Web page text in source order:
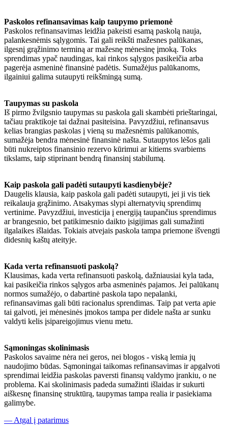
Paskolos refinansavimas kaip taupymo priemonė
Paskolos refinansavimas leidžia pakeisti esamą paskolą nauja,
palankesnėmis sąlygomis. Tai gali reikšti mažesnes palūkanas,
ilgesnį grąžinimo terminą ar mažesnę mėnesinę įmoką. Toks
sprendimas ypač naudingas, kai rinkos sąlygos pasikeičia arba
pagerėja asmeninė finansinė padėtis. Sumažėjus palūkanoms,
ilgainiui galima sutaupyti reikšmingą sumą.
Taupymas su paskola
Iš pirmo žvilgsnio taupymas su paskola gali skambėti prieštaringai,
tačiau praktikoje tai dažnai pasiteisina. Pavyzdžiui, refinansavus
kelias brangias paskolas į vieną su mažesnėmis palūkanomis,
sumažėja bendra mėnesinė finansinė našta. Sutaupytos lėšos gali
būti nukreiptos finansinio rezervo kūrimui ar kitiems svarbiems
tikslams, taip stiprinant bendrą finansinį stabilumą.
Kaip paskola gali padėti sutaupyti kasdienybėje?
Daugelis klausia, kaip paskola gali padėti sutaupyti, jei ji vis tiek
reikalauja grąžinimo. Atsakymas slypi alternatyvių sprendimų
vertinime. Pavyzdžiui, investicija į energiją taupančius sprendimus
ar brangesnio, bet patikimesnio daikto įsigijimas gali sumažinti
ilgalaikes išlaidas. Tokiais atvejais paskola tampa priemone išvengti
didesnių kaštų ateityje.
Kada verta refinansuoti paskolą?
Klausimas, kada verta refinansuoti paskolą, dažniausiai kyla tada,
kai pasikeičia rinkos sąlygos arba asmeninės pajamos. Jei palūkanų
normos sumažėjo, o dabartinė paskola tapo nepalanki,
refinansavimas gali būti racionalus sprendimas. Taip pat verta apie
tai galvoti, jei mėnesinės įmokos tampa per didele našta ar sunku
valdyti kelis įsipareigojimus vienu metu.
Sąmoningas skolinimasis
Paskolos savaime nėra nei geros, nei blogos - viską lemia jų
naudojimo būdas. Sąmoningai taikomas refinansavimas ir apgalvoti
sprendimai leidžia paskolas paversti finansų valdymo įrankiu, o ne
problema. Kai skolinimasis padeda sumažinti išlaidas ir sukurti
aiškesnę finansinę struktūrą, taupymas tampa realia ir pasiekiama
galimybe.
— Atgal į patarimus